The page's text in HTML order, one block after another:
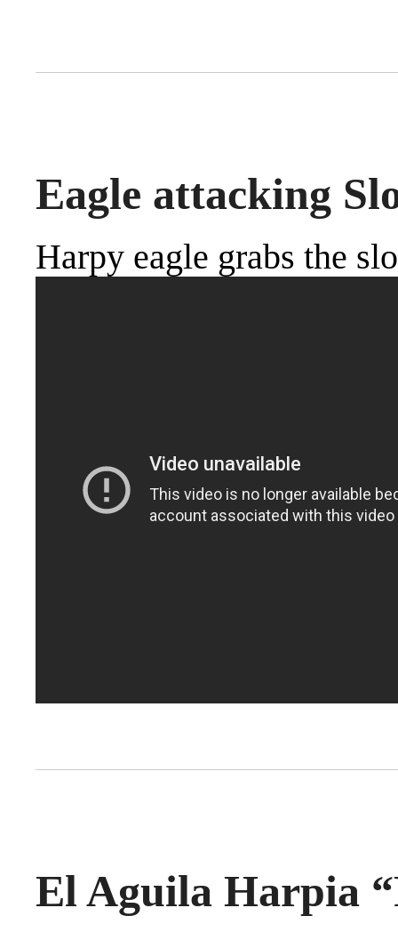
Eagle attacking
Harpy eagle grabs the
El Aguila Harpia